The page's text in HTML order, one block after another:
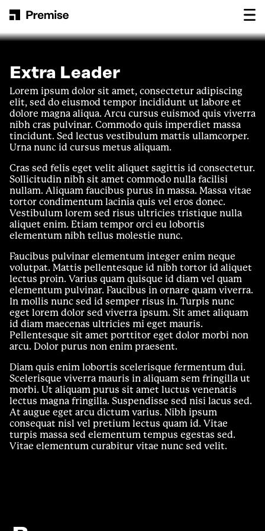
Main Navigation
Extra Leader
Lorem ipsum dolor sit amet, consectetur adipiscing
elit, sed do eiusmod tempor incididunt ut labore et
dolore magna aliqua. Arcu cursus euismod quis viverra
nibh cras pulvinar. Commodo quis imperdiet massa
tincidunt. Sed lectus vestibulum mattis ullamcorper.
Urna nunc id cursus metus aliquam.
Cras sed felis eget velit aliquet sagittis id consectetur.
Sollicitudin nibh sit amet commodo nulla facilisi
nullam. Aliquam faucibus purus in massa. Massa vitae
tortor condimentum lacinia quis vel eros donec.
Vestibulum lorem sed risus ultricies tristique nulla
aliquet enim. Etiam tempor orci eu lobortis
elementum nibh tellus molestie nunc.
Faucibus pulvinar elementum integer enim neque
volutpat. Mattis pellentesque id nibh tortor id aliquet
lectus proin. Varius quam quisque id diam vel quam
elementum pulvinar. Faucibus in ornare quam viverra.
In mollis nunc sed id semper risus in. Turpis nunc
eget lorem dolor sed viverra ipsum. Sit amet aliquam
id diam maecenas ultricies mi eget mauris.
Pellentesque sit amet porttitor eget dolor morbi non
arcu. Dolor purus non enim praesent.
Diam quis enim lobortis scelerisque fermentum dui.
Scelerisque viverra mauris in aliquam sem fringilla ut
morbi. Ut aliquam purus sit amet luctus venenatis
lectus magna fringilla. Suspendisse sed nisi lacus sed.
At augue eget arcu dictum varius. Nibh ipsum
consequat nisl vel pretium lectus quam id. Vitae
turpis massa sed elementum tempus egestas sed.
Vitae elementum curabitur vitae nunc sed velit.